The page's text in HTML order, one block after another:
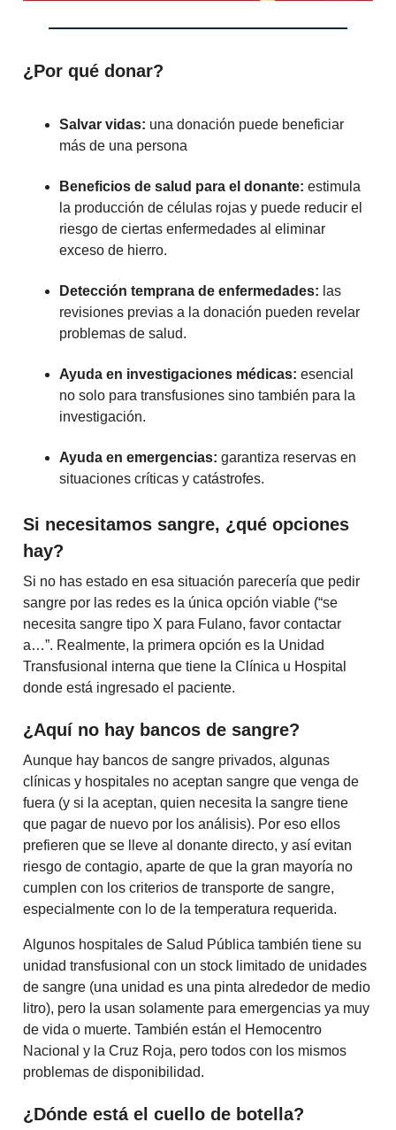
¿Por qué donar?
Salvar vidas: una donación puede beneficiar
más de una persona
Beneficios de salud para el donante: estimula
la producción de células rojas y puede reducir el
riesgo de ciertas enfermedades al eliminar
exceso de hierro.
Detección temprana de enfermedades: las
revisiones previas a la donación pueden revelar
problemas de salud.
Ayuda en investigaciones médicas: esencial
no solo para transfusiones sino también para la
investigación.
Ayuda en emergencias: garantiza reservas en
situaciones críticas y catástrofes.
Si necesitamos sangre, ¿qué opciones
hay?
Si no has estado en esa situación parecería que pedir
sangre por las redes es la única opción viable (“se
necesita sangre tipo X para Fulano, favor contactar
a…”. Realmente, la primera opción es la Unidad
Transfusional interna que tiene la Clínica u Hospital
donde está ingresado el paciente.
¿Aquí no hay bancos de sangre?
Aunque hay bancos de sangre privados, algunas
clínicas y hospitales no aceptan sangre que venga de
fuera (y si la aceptan, quien necesita la sangre tiene
que pagar de nuevo por los análisis). Por eso ellos
prefieren que se lleve al donante directo, y así evitan
riesgo de contagio, aparte de que la gran mayoría no
cumplen con los criterios de transporte de sangre,
especialmente con lo de la temperatura requerida.
Algunos hospitales de Salud Pública también tiene su
unidad transfusional con un stock limitado de unidades
de sangre (una unidad es una pinta alrededor de medio
litro), pero la usan solamente para emergencias ya muy
de vida o muerte. También están el Hemocentro
Nacional y la Cruz Roja, pero todos con los mismos
problemas de disponibilidad.
¿Dónde está el cuello de botella?